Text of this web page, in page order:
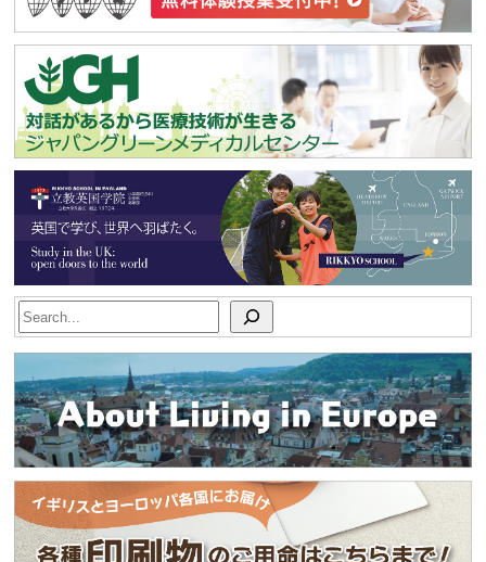
Search